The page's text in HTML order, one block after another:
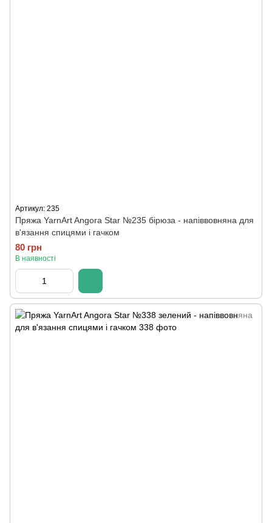
Артикул: 235
Пряжа YarnArt Angora Star №235 бірюза - напіввовняна для
в'язання спицями і гачком
80 грн
В наявності